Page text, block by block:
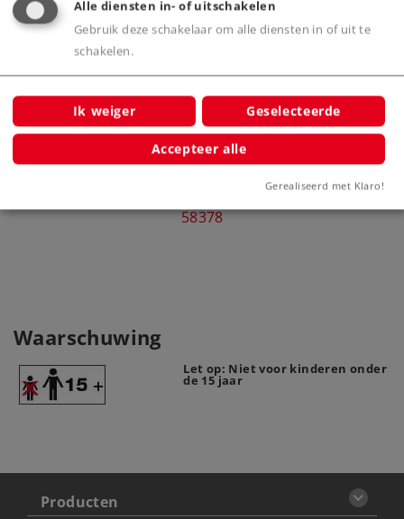
58378
Waarschuwing
Let op: Niet voor kinderen onder
de 15 jaar
Producten
Alle diensten in- of uitschakelen
Gebruik deze schakelaar om alle diensten in of uit te
schakelen.
Ik weiger Geselecteerde
Accepteer alle
Gerealiseerd met Klaro!